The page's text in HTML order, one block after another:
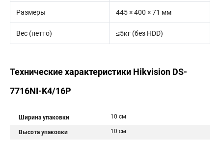
Размеры 445 × 400 × 71 мм
Вес (нетто) ≤5кг (без HDD)
Технические характеристики Hikvision DS-
7716NI-K4/16P
Ширина упаковки 10 см
Высота упаковки 10 см